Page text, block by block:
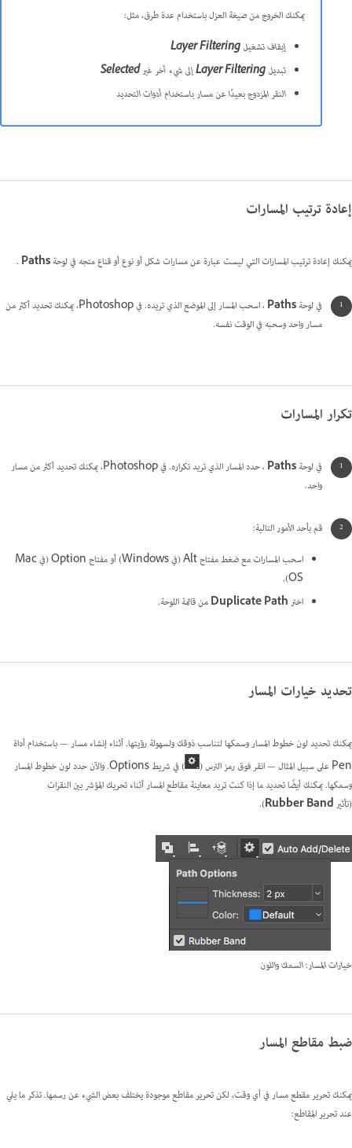
يمكنك الخروج من صيغة العزل باستخدام عدة طرق، مثل:
إيقاف تشغيلLayer Filtering
تبديلLayer Filteringإلى شيء آخر غيرSelected
النقر المزدوج بعيدًا عن مسار باستخدام أدوات التحديد
إعادة ترتيب المسارات
يمكنك إعادة ترتيب المسارات التي ليست عبارة عن مسارات شكل أو نوع أو قناع متجه في لوحةPaths
.
في لوحةPaths
، اسحب المسار إلى الموضع الذي تريده. في Photoshop، يمكنك تحديد أكثر من
مسار واحد وسحبه في الوقت نفسه.
تكرار المسارات
في لوحةPaths
، حدد المسار الذي تريد تكراره. في Photoshop، يمكنك تحديد أكثر من مسار
واحد.
قم بأحد الأمور التالية:
اسحب المسارات مع ضغط مفتاح Alt (في Windows) أو مفتاح Option (في Mac
OS).
اخترDuplicate Pathمن قائمة اللوحة.
تحديد خيارات المسار
يمكنك تحديد لون خطوط المسار وسمكها لتناسب ذوقك ولسهولة رؤيتها. أثناء إنشاء مسار — باستخدام أداة
Pen على سبيل المثال — انقر فوق رمز الترس (
) في شريط Options. والآن حدد لون خطوط المسار
وسمكها. يمكنك أيضًا تحديد ما إذا كنت تريد معاينة مقاطع المسار أثناء تحريك المؤشر بين النقرات
(تأثيرRubber Band
).
خيارات المسار: السمك واللون
ضبط مقاطع المسار
يمكنك تحرير مقطع مسار في أي وقت، لكن تحرير مقاطع موجودة يختلف بعض الشيء عن رسمها. تذكر ما يلي
عند تحرير المقاطع: